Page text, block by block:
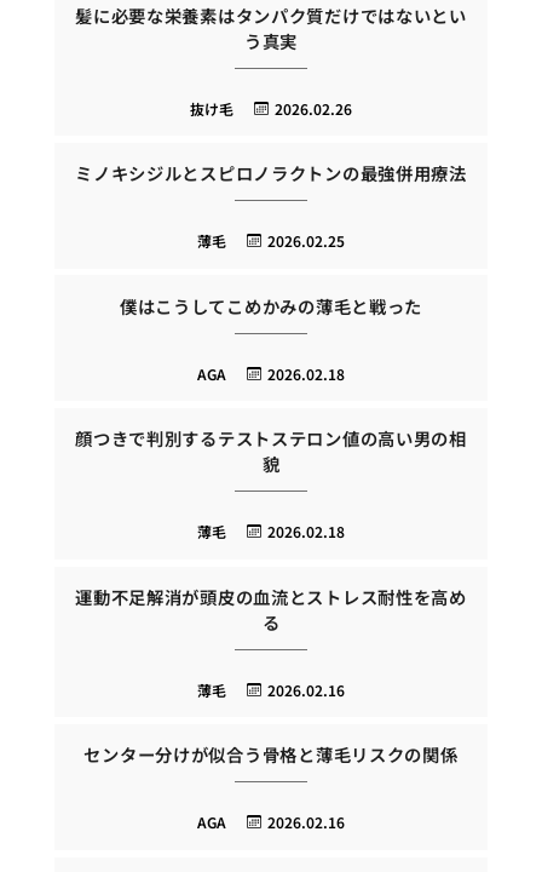
髪に必要な栄養素はタンパク質だけではないとい
う真実
2026.02.26
抜け毛
ミノキシジルとスピロノラクトンの最強併用療法
2026.02.25
薄毛
僕はこうしてこめかみの薄毛と戦った
2026.02.18
AGA
顔つきで判別するテストステロン値の高い男の相
貌
2026.02.18
薄毛
運動不足解消が頭皮の血流とストレス耐性を高め
る
2026.02.16
薄毛
センター分けが似合う骨格と薄毛リスクの関係
2026.02.16
AGA